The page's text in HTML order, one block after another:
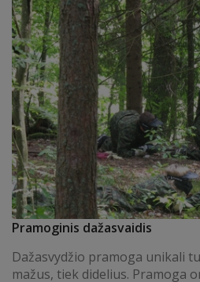
Pramoginis dažasvaidis
Dažasvydžio pramoga unikali
mažus, tiek didelius. Pramoga